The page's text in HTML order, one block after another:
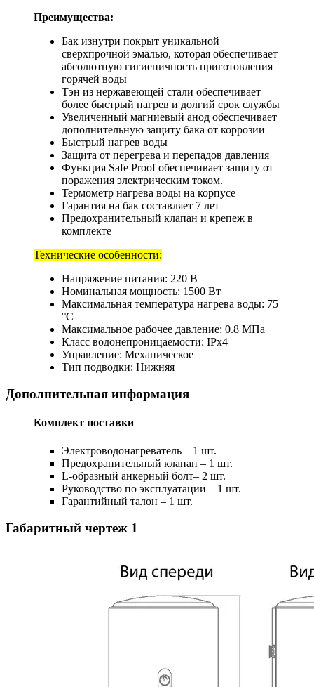
Преимущества:
Бак изнутри покрыт уникальной
сверхпрочной эмалью, которая обеспечивает
абсолютную гигиеничность приготовления
горячей воды
Тэн из нержавеющей стали обеспечивает
более быстрый нагрев и долгий срок службы
Увеличенный магниевый анод обеспечивает
дополнительную защиту бака от коррозии
Быстрый нагрев воды
Защита от перегрева и перепадов давления
Функция Safe Proof обеспечивает защиту от
поражения электрическим током.
Термометр нагрева воды на корпусе
Гарантия на бак составляет 7 лет
Предохранительный клапан и крепеж в
комплекте
Технические особенности:
Напряжение питания: 220 В
Номинальная мощность: 1500 Вт
Максимальная температура нагрева воды: 75
°С
Максимальное рабочее давление: 0.8 МПа
Класс водонепроницаемости: IPx4
Управление: Механическое
Тип подводки: Нижняя
Дополнительная информация
Комплект поставки
Электроводонагреватель – 1 шт.
Предохранительный клапан – 1 шт.
L-образный анкерный болт– 2 шт.
Руководство по эксплуатации – 1 шт.
Гарантийный талон – 1 шт.
Габаритный чертеж 1